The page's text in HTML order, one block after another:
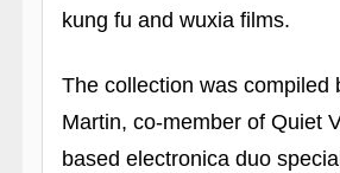
kung fu and wuxia films.
The collection was compiled
Martin, co-member of Quiet
based electronica duo